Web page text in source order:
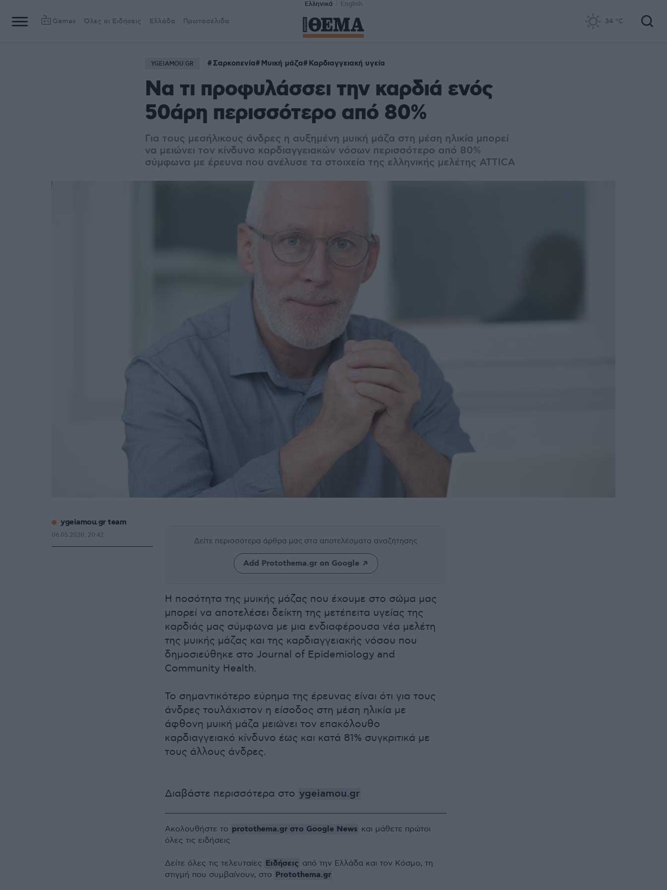
Ελληνικά English
Games Όλες οι Ειδήσεις Ελλάδα Πρωτοσέλιδα 34 °C
YGEIAMOU.GR Σαρκοπενία Μυική μάζα Καρδιαγγειακή υγεία
Να τι προφυλάσσει την καρδιά ενός
50άρη περισσότερο από 80%
Για τους μεσήλικους άνδρες η αυξημένη μυική μάζα στη μέση ηλικία μπορεί
να μειώνει τον κίνδυνο καρδιαγγειακών νόσων περισσότερο από 80%
σύμφωνα με έρευνα που ανέλυσε τα στοιχεία της ελληνικής μελέτης ATTICA
Δείτε περισσότερα άρθρα μας στα αποτελέσματα αναζήτησης
Add Protothema.gr on Google
Η ποσότητα της μυικής μάζας που έχουμε στο σώμα μας
μπορεί να αποτελέσει δείκτη της μετέπειτα υγείας της
καρδιάς μας σύμφωνα με μια ενδιαφέρουσα νέα μελέτη
της μυικής μάζας και της καρδιαγγειακής νόσου που
δημοσιεύθηκε στο Journal of Epidemiology and
Community Health.
Το σημαντικότερο εύρημα της έρευνας είναι ότι για τους
άνδρες τουλάχιστον η είσοδος στη μέση ηλικία με
άφθονη μυική μάζα μειώνει τον επακόλουθο
καρδιαγγειακό κίνδυνο έως και κατά 81% συγκριτικά με
τους άλλους άνδρες.
Διαβάστε περισσότερα στο ygeiamou.gr
ygeiamou.gr team
06.05.2020, 20:42
Ακολουθήστε το protothema.gr στο Google News και μάθετε πρώτοι
όλες τις ειδήσεις
Δείτε όλες τις τελευταίες Ειδήσεις από την Ελλάδα και τον Κόσμο, τη
στιγμή που συμβαίνουν, στο Protothema.gr